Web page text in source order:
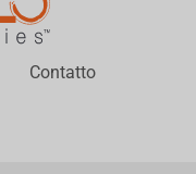
Contatto